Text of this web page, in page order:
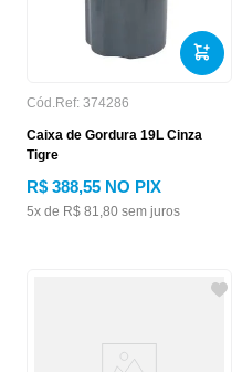
Cód.Ref: 374286
Caixa de Gordura 19L Cinza
Tigre
R$ 388,55 NO PIX
5x de R$ 81,80 sem juros